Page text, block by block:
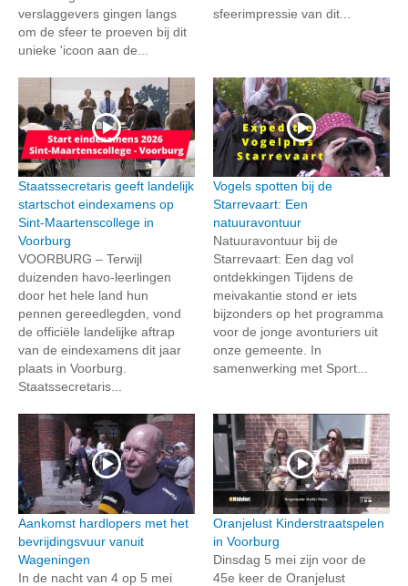
verslaggevers gingen langs
om de sfeer te proeven bij dit
unieke 'icoon aan de...
sfeerimpressie van dit...
Staatssecretaris geeft landelijk
startschot eindexamens op
Sint-Maartenscollege in
Voorburg
VOORBURG – Terwijl
duizenden havo-leerlingen
door het hele land hun
pennen gereedlegden, vond
de officiële landelijke aftrap
van de eindexamens dit jaar
plaats in Voorburg.
Staatssecretaris...
Vogels spotten bij de
Starrevaart: Een
natuuravontuur
Natuuravontuur bij de
Starrevaart: Een dag vol
ontdekkingen Tijdens de
meivakantie stond er iets
bijzonders op het programma
voor de jonge avonturiers uit
onze gemeente. In
samenwerking met Sport...
Aankomst hardlopers met het
bevrijdingsvuur vanuit
Wageningen
In de nacht van 4 op 5 mei
Oranjelust Kinderstraatspelen
in Voorburg
Dinsdag 5 mei zijn voor de
45e keer de Oranjelust